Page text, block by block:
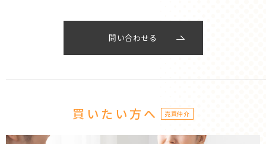
問い合わせる
買いたい方へ 売買仲介